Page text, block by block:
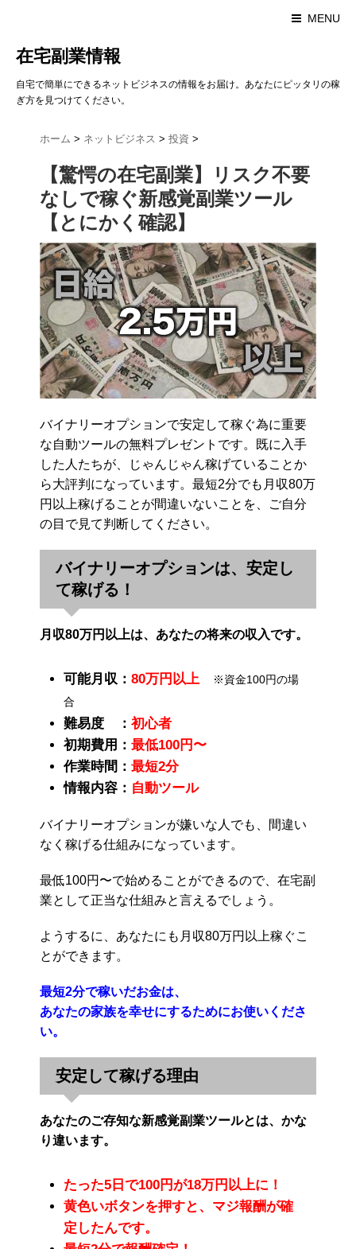
MENU
在宅副業情報
自宅で簡単にできるネットビジネスの情報をお届け。あなたにピッタリの稼
ぎ方を見つけてください。
ホーム > ネットビジネス > 投資 >
【驚愕の在宅副業】リスク不要
なしで稼ぐ新感覚副業ツール
【とにかく確認】
バイナリーオプションで安定して稼ぐ為に重要
な自動ツールの無料プレゼントです。既に入手
した人たちが、じゃんじゃん稼げていることか
ら大評判になっています。最短2分でも月収80万
円以上稼げることが間違いないことを、ご自分
の目で見て判断してください。
バイナリーオプションは、安定し
て稼げる！
月収80万円以上は、あなたの将来の収入です。
可能月収： 80万円以上
※資金100円の場
合
難易度 ： 初心者
初期費用： 最低100円〜
作業時間： 最短2分
情報内容： 自動ツール
バイナリーオプションが嫌いな人でも、間違い
なく稼げる仕組みになっています。
最低100円〜で始めることができるので、在宅副
業として正当な仕組みと言えるでしょう。
ようするに、あなたにも月収80万円以上稼ぐこ
とができます。
最短2分で稼いだお金は、
あなたの家族を幸せにするためにお使いくださ
い。
安定して稼げる理由
あなたのご存知な新感覚副業ツールとは、かな
り違います。
たった5日で100円が18万円以上に！
黄色いボタンを押すと、マジ報酬が確
定したんです。